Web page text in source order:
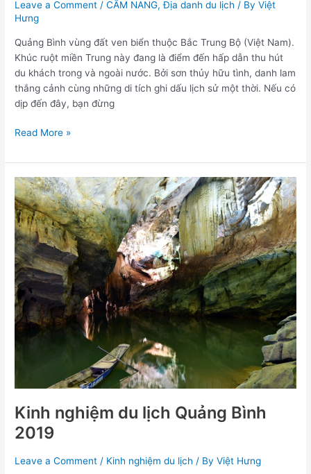
Leave a Comment /CẨM NANG,Địa danh du lịch / ByViệt
Hưng
Quảng Bình vùng đất ven biển thuộc Bắc Trung Bộ (Việt Nam).
Khúc ruột miền Trung này đang là điểm đến hấp dẫn thu hút
du khách trong và ngoài nước. Bởi sơn thủy hữu tình, danh lam
thắng cảnh cùng những di tích ghi dấu lịch sử một thời. Nếu có
dịp đến đây, bạn đừng
lần
Read More »
Kinh nghiệm du lịch Quảng Bình
2019
Leave a Comment / Kinh nghiệm du lịch / ByViệt Hưng
Kinh
nghiệm
du
lịch
Quảng
Bình
2019